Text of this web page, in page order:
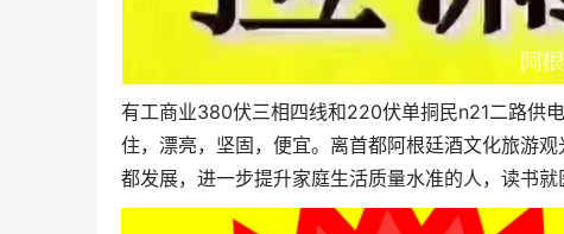
有工商业380伏三相四线和220伏单挏民n21二路供
住，漂亮，坚固，便宜。离首都阿根廷酒文化旅游
都发展，进一步提升家庭生活质量水准的人，读书